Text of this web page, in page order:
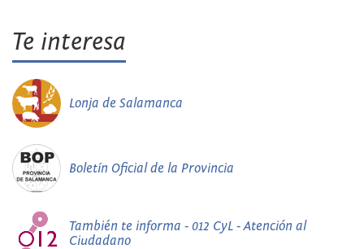
Te interesa
Lonja de Salamanca
Boletín Oficial de la Provincia
También te informa - 012 CyL - Atención al
Ciudadano